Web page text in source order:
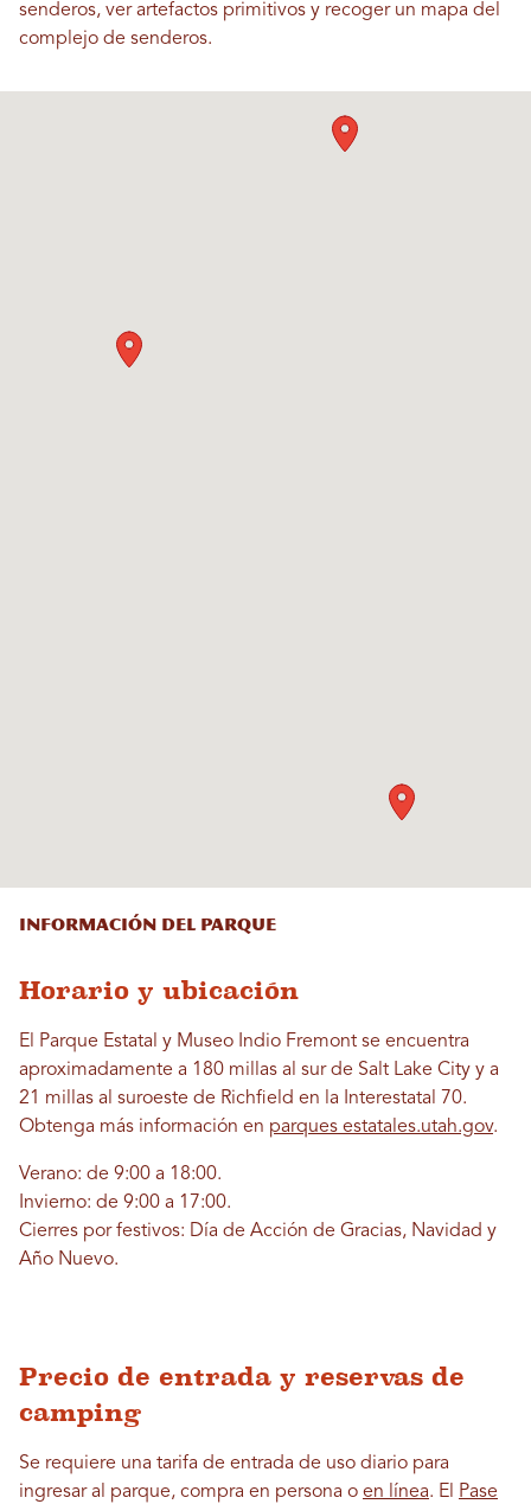
senderos, ver artefactos primitivos y recoger un mapa del
complejo de senderos.
INFORMACIÓN DEL PARQUE
Horario y ubicación
El Parque Estatal y Museo Indio Fremont se encuentra
aproximadamente a 180 millas al sur de Salt Lake City y a
21 millas al suroeste de Richfield en la Interestatal 70.
Obtenga más información en parques estatales.utah.gov.
Verano: de 9:00 a 18:00.
Invierno: de 9:00 a 17:00.
Cierres por festivos: Día de Acción de Gracias, Navidad y
Año Nuevo.
Precio de entrada y reservas de
camping
Se requiere una tarifa de entrada de uso diario para
ingresar al parque, compra en persona o en línea. El Pase